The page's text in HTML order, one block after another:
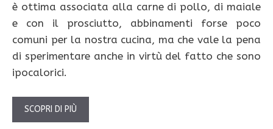
è ottima associata alla carne di pollo, di maiale
e con il prosciutto, abbinamenti forse poco
comuni per la nostra cucina, ma che vale la pena
di sperimentare anche in virtù del fatto che sono
ipocalorici.
SCOPRI DI PIÙ